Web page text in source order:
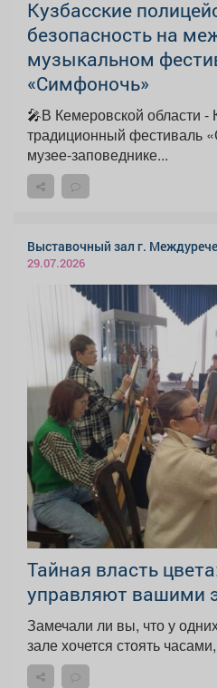
Кузбасские
безопасность на
музыкальном
«Симфоночь»
🎤В Кемеровской области -
традиционный фестиваль
музее-заповеднике...
Выставочный зал г.
29.07.2026
Тайная власть
управляют вашими
Замечали ли вы, что у
зале хочется стоять